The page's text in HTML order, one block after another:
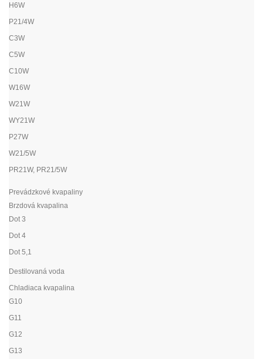
H6W
P21/4W
C3W
C5W
C10W
W16W
W21W
WY21W
P27W
W21/5W
PR21W, PR21/5W
Prevádzkové kvapaliny
Brzdová kvapalina
Dot 3
Dot 4
Dot 5,1
Destilovaná voda
Chladiaca kvapalina
G10
G11
G12
G13